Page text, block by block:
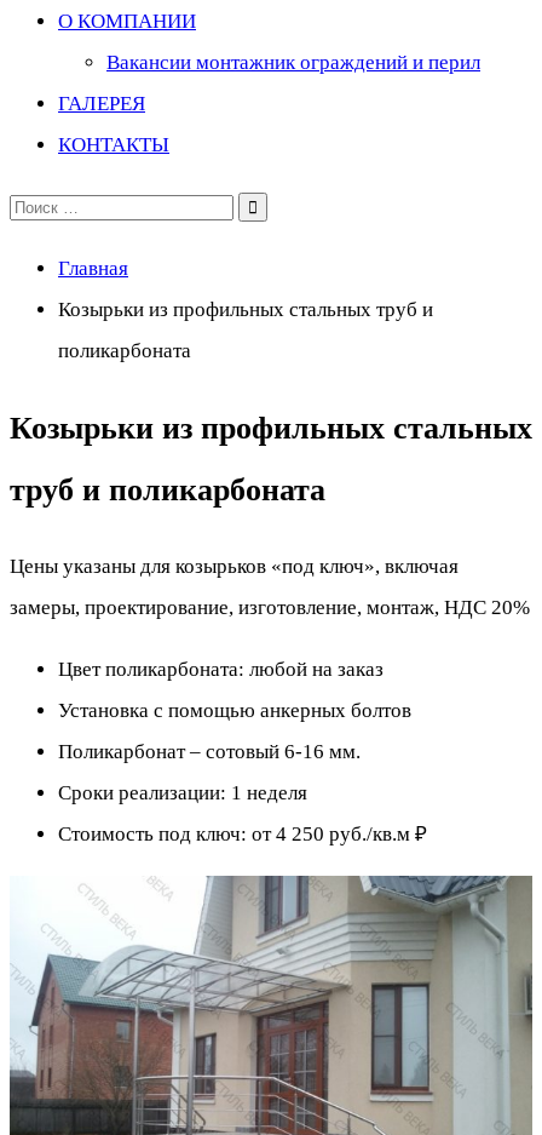
О КОМПАНИИ
Вакансии монтажник ограждений и перил
ГАЛЕРЕЯ
КОНТАКТЫ
Поиск
Главная
Козырьки из профильных стальных труб и
поликарбоната
Козырьки из профильных стальных
труб и поликарбоната
Цены указаны для козырьков «под ключ», включая
замеры, проектирование, изготовление, монтаж, НДС 20%
Цвет поликарбоната: любой на заказ
Установка с помощью анкерных болтов
Поликaрбонaт – coтoвый 6-16 мм.
Сроки реализации: 1 неделя
Стоимость под ключ: от 4 250 руб./кв.м ₽